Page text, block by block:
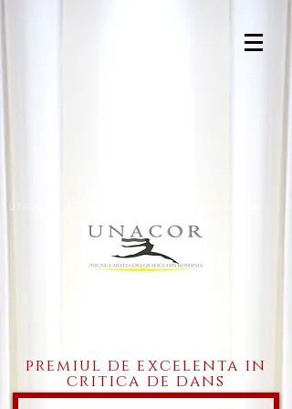
UNIUNEA ARTEI COREGRAFICE DIN ROMANIA
premiul de excelenta in
critica de dans